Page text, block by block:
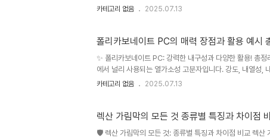
능의 캐노피가 출시되어 소비자들의 선택을 어렵게 만들고
으며, 소재, 크기, 디자인 등 다양한 선택지가 제공되고 있..
카테고리 없음 2025.07.13
폴리카보네이트 PC의 매력 장점과 활용 예시
✨ 폴리카보네이트 PC: 강력한 내구성과 다양한 활용! 총
에서 널리 사용되는 열가소성 고분자입니다. 강도, 내열성,
친환경 소재에 대한 관심이 높아지면서 PC의 재활용 및 지
되어 있으며, 용도에 따라 적절한 제품을 선택하는 것이 중
카테고리 없음 2025.07.13
렉산 가림막의 모든 것 종류별 특징과 차이점
🛡️ 렉산 가림막의 모든 것: 종류별 특징과 차이점 비교 렉산